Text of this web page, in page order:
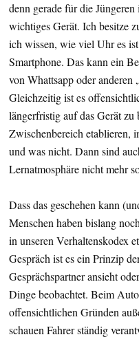
denn gerade für die
wichtiges Gerät. Ich besitze
ich wissen, wie viel Uhr es
Smartphone. Das kann ein
von Whattsapp oder anderen
Gleichzeitig ist es
längerfristig auf das Gerät zu
Zwischenbereich etablieren,
und was nicht. Dann sind
Lernatmosphäre nicht mehr
Dass das geschehen kann
Menschen haben bislang
in unseren Verhaltenskodex
Gespräch ist es ein Prinzip
Gesprächspartner ansieht
Dinge beobachtet. Beim
offensichtlichen Gründen
schauen Fahrer ständig